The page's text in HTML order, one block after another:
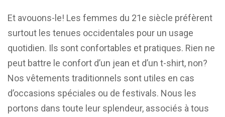
Et avouons-le! Les femmes du 21e siècle préfèrent
surtout les tenues occidentales pour un usage
quotidien. Ils sont confortables et pratiques. Rien ne
peut battre le confort d’un jean et d’un t-shirt, non?
Nos vêtements traditionnels sont utiles en cas
d’occasions spéciales ou de festivals. Nous les
portons dans toute leur splendeur, associés à tous